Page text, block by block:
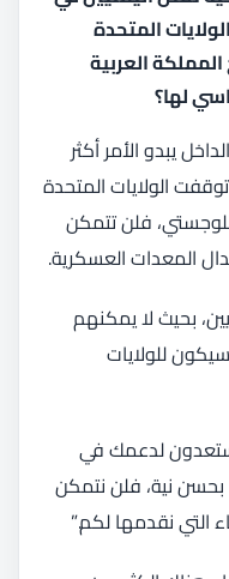
المتحدة
العربية
لها؟
يبدو الأمر أكثر
الولايات المتحدة
فلن تتمكن
المعدات العسكرية.
بحيث لا يمكنهم
للولايات
لدعمك في
نية، فلن نتمكن
التي نقدمها لكم.”